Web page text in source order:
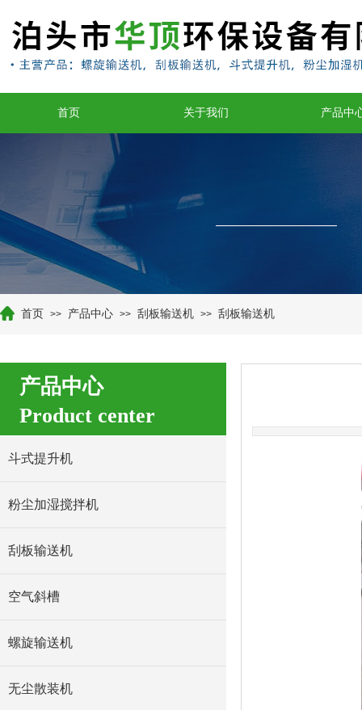
首页 关于我们 产品中
首页 >> 产品中心 >> 刮板输送机 >> 刮板输送机
产品中心
Product center
斗式提升机
粉尘加湿搅拌机
刮板输送机
空气斜槽
螺旋输送机
无尘散装机